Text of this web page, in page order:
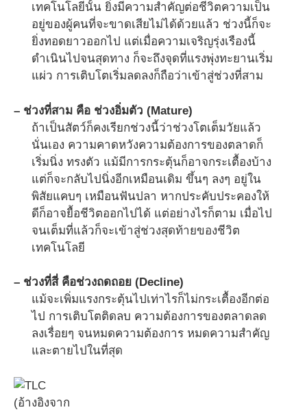
เทคโนโลยีนั้น ยิ่งมีความสำคัญต่อชีวิตความเป็น
อยู่ของผู้คนที่จะขาดเสียไม่ได้ด้วยแล้ว ช่วงนี้ก็จะ
ยิ่งทอดยาวออกไป แต่เมื่อความเจริญรุ่งเรืองนี้
ดำเนินไปจนสุดทาง ก็จะถึงจุดที่แรงพุ่งทะยานเริ่ม
แผ่ว การเติบโตเริ่มลดลงก็ถือว่าเข้าสู่ช่วงที่สาม
– ช่วงที่สาม คือ ช่วงอิ่มตัว (Mature)
ถ้าเป็นสัตว์ก็คงเรียกช่วงนี้ว่าช่วงโตเต็มวัยแล้ว
นั่นเอง ความคาดหวังความต้องการของตลาดก็
เริ่มนิ่ง ทรงตัว แม้มีการกระตุ้นก็อาจกระเตื้องบ้าง
แต่ก็จะกลับไปนิ่งอีกเหมือนเดิม ขึ้นๆ ลงๆ อยู่ใน
พิสัยแคบๆ เหมือนฟันปลา หากประคับประคองให้
ดีก็อาจยื้อชีวิตออกไปได้ แต่อย่างไรก็ตาม เมื่อไป
จนเต็มที่แล้วก็จะเข้าสู่ช่วงสุดท้ายของชีวิต
เทคโนโลยี
– ช่วงที่สี่ คือช่วงถดถอย (Decline)
แม้จะเพิ่มแรงกระตุ้นไปเท่าไรก็ไม่กระเตื้องอีกต่อ
ไป การเติบโตติดลบ ความต้องการของตลาดลด
ลงเรื่อยๆ จนหมดความต้องการ หมดความสำคัญ
และตายไปในที่สุด
(อ้างอิงจาก